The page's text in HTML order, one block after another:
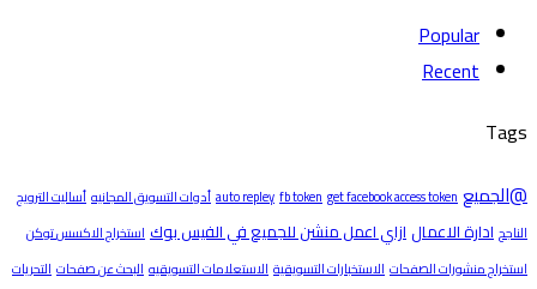
Popular
Recent
Tags
@الجميع auto repley fb token get facebook access token أدوات التسويق المجانيه أساليت الترويج
الناجح ادارة الاعمال ازاي اعمل منشن للجميع في الفيس بوك استخراج الاكسس توكن
استخراج منشورات الصفحات الاستخبارات التسويقية الاستعلامات التسويقيه البحث عن صفحات التحريات